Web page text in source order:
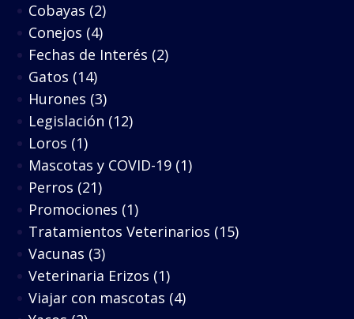
Cobayas (2)
Conejos (4)
Fechas de Interés (2)
Gatos (14)
Hurones (3)
Legislación (12)
Loros (1)
Mascotas y COVID-19 (1)
Perros (21)
Promociones (1)
Tratamientos Veterinarios (15)
Vacunas (3)
Veterinaria Erizos (1)
Viajar con mascotas (4)